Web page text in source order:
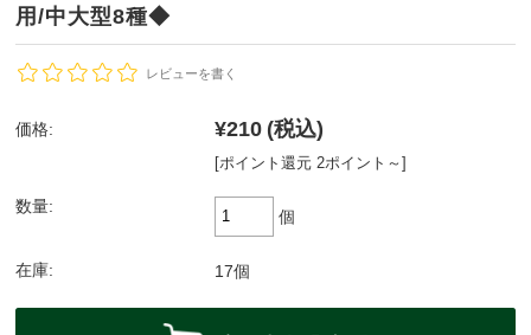
用/中大型8種◆
レビューを書く
価格: ¥210 (税込)
[ポイント還元 2ポイント～]
数量:
個
在庫: 17個